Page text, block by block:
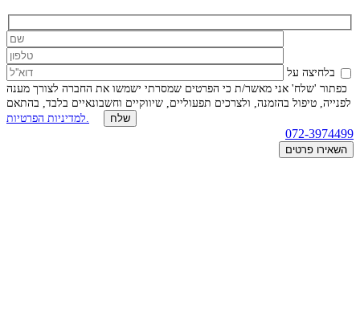
בלחיצה על
כפתור 'שלח' אני מאשר/ת כי הפרטים שמסרתי ישמשו את החברה לצורך מענה
לפנייה, טיפול בהזמנה, ולצרכים תפעוליים, שיווקיים וחשבונאיים בלבד, בהתאם
072-3974499
השאירו פרטים